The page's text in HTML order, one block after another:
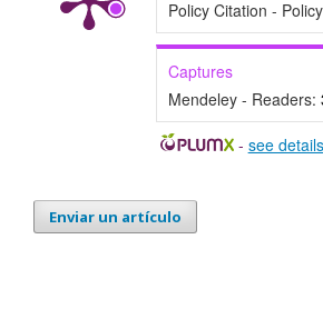
Policy Citation -
Captures
Mendeley - Readers:
- see details
Enviar un artículo